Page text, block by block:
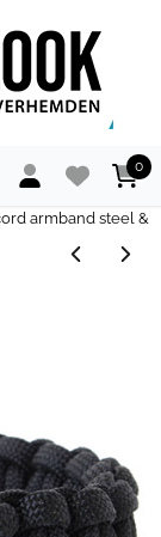
0
armband steel &